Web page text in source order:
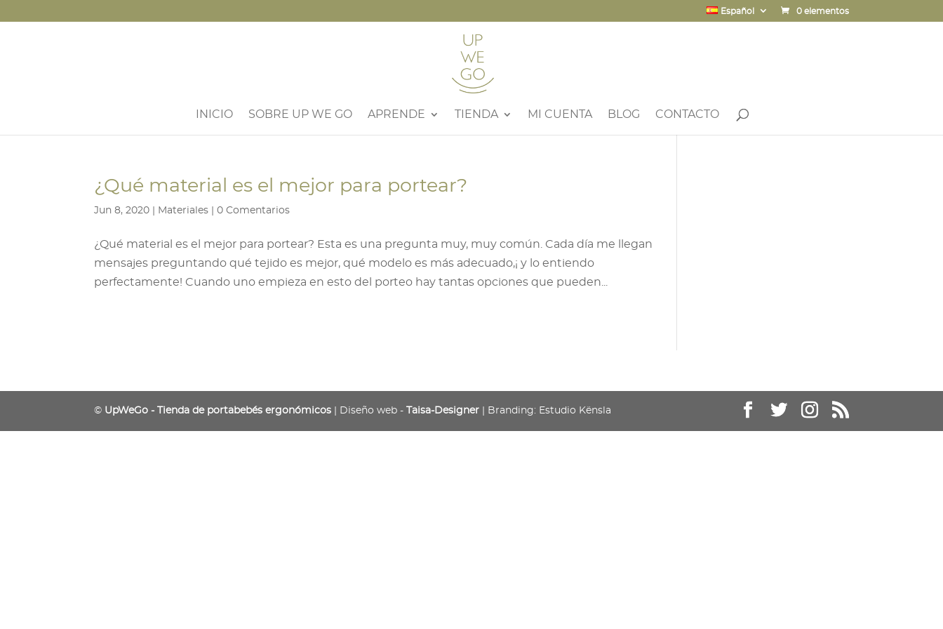
Español 0 elementos
INICIO SOBRE UP WE GO APRENDE TIENDA MI CUENTA BLOG CONTACTO
¿Qué material es el mejor para portear?
Jun 8, 2020 Materiales |0 Comentarios
¿Qué material es el mejor para portear? Esta es una pregunta muy, muy común. Cada día me llegan
mensajes preguntando qué tejido es mejor, qué modelo es más adecuado,¡ y lo entiendo
perfectamente! Cuando uno empieza en esto del porteo hay tantas opciones que pueden...
© UpWeGo - Tienda de portabebés ergonómicos | Diseño web - Taisa-Designer | Branding: Estudio Kënsla